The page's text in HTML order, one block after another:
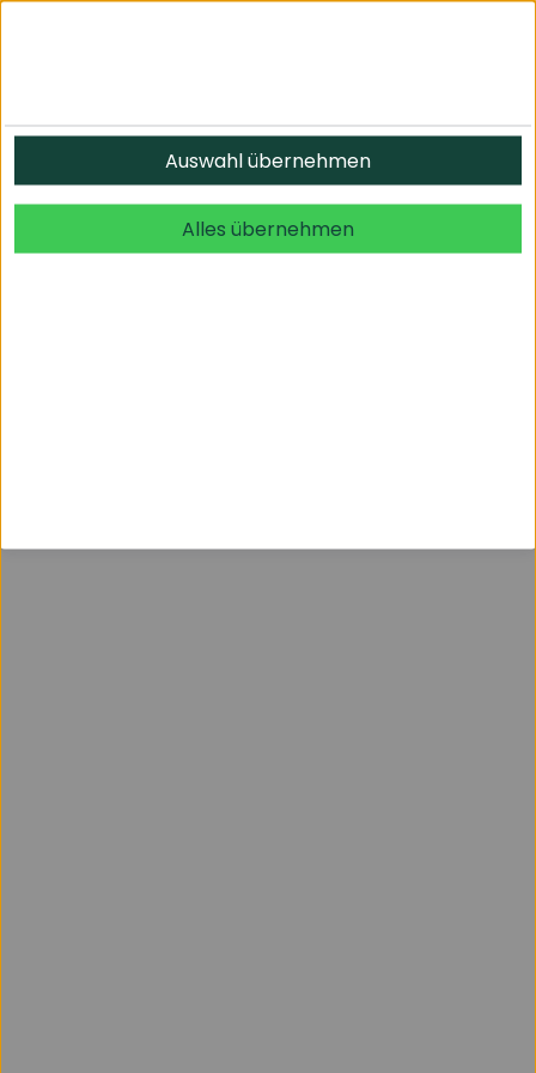
© 2026 undefined. alle Rechte vorbehalten.
Auswahl übernehmen
Alles übernehmen